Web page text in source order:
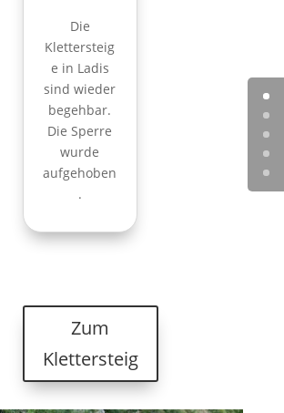
Die
Klettersteig
e in Ladis
sind wieder
begehbar.
Die Sperre
wurde
aufgehoben
.
Zum
Klettersteig